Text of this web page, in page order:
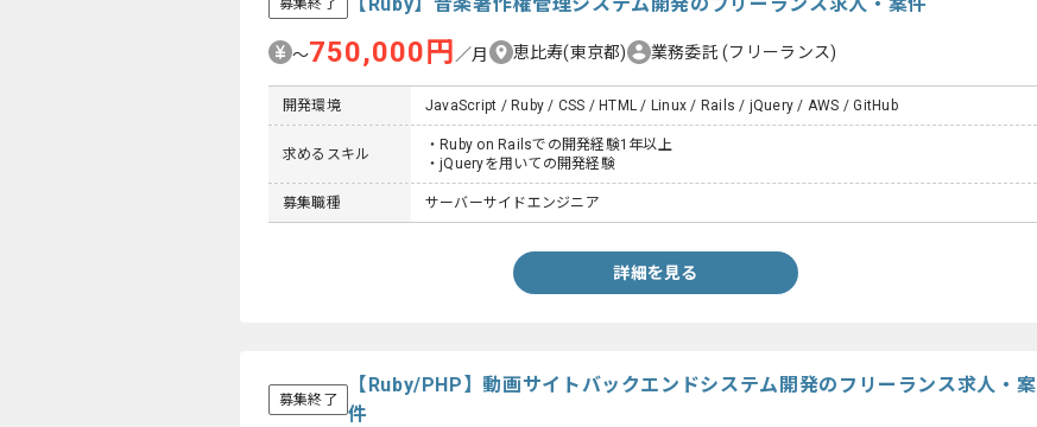
募集終了
〜750,000円 ／月 恵比寿(東京都) 業務委託(フリーランス)
開発環境 JavaScript / Ruby / CSS / HTML / Linux / Rails / jQuery / AWS / GitHub
求めるスキル
・Ruby on Railsでの開発経験1年以上
・jQueryを用いての開発経験
募集職種 サーバーサイドエンジニア
詳細を見る
募集終了
【Ruby/PHP】動画サイトバックエンドシステム開発のフリーランス求人・案
件